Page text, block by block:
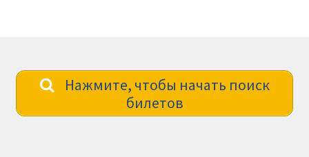
Нажмите, чтобы начать поиск
билетов